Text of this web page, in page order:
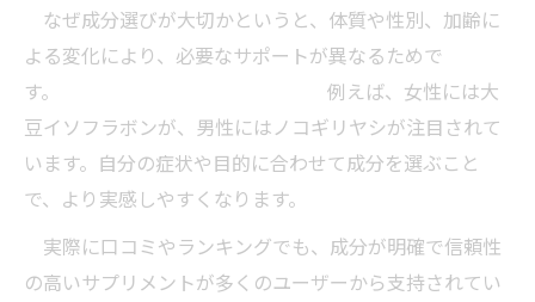
なぜ成分選びが大切かというと、体質や性別、加齢に
よる変化により、必要なサポートが異なるためで
す。 例えば、女性には大
豆イソフラボンが、男性にはノコギリヤシが注目されて
います。自分の症状や目的に合わせて成分を選ぶこと
で、より実感しやすくなります。
実際に口コミやランキングでも、成分が明確で信頼性
の高いサプリメントが多くのユーザーから支持されてい